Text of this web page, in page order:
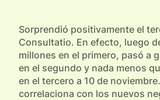
Sorprendió positivamente el
Consultatio. En efecto, luego
millones en el primero, pasó a
en el segundo y nada menos
en el tercero a 10 de
correlaciona con los nuevos